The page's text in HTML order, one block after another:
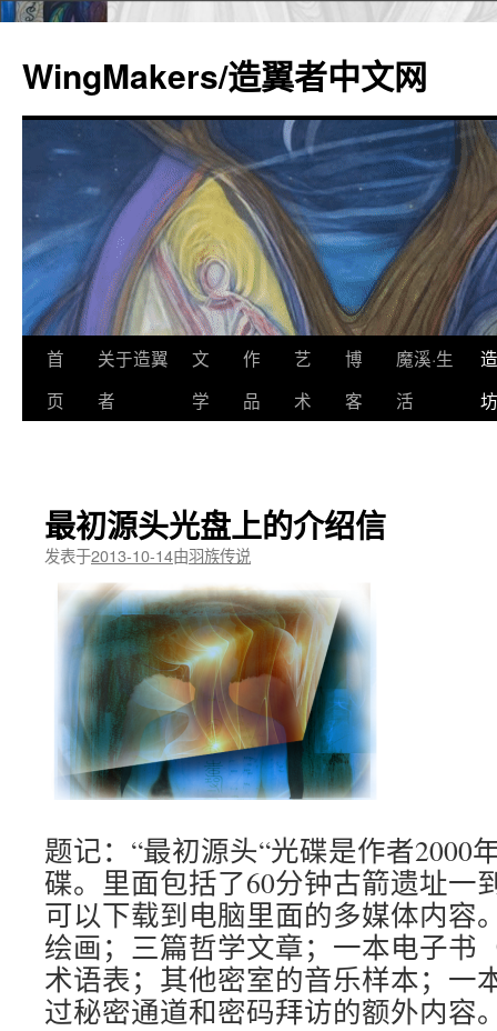
WingMakers/造翼者中文网
跳
至
首
页
关于造翼
者
文
学
作
品
艺
术
博
客
魔溪·生
活
坊
最初源头光盘上的介绍信
发表于2013-10-14由羽族传说
题记：“最初源头“光碟是作者2000
碟。里面包括了60分钟古箭遗址一
可以下载到电脑里面的多媒体内容
绘画；三篇哲学文章；一本电子书
术语表；其他密室的音乐样本；一
过秘密通道和密码拜访的额外内容